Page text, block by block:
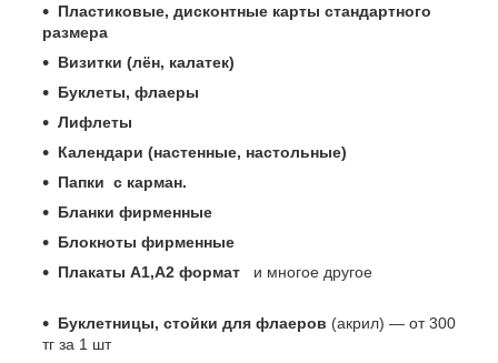
Пластиковые, дисконтные карты стандартного
размера
Визитки (лён, калатек)
Буклеты, флаеры
Лифлеты
Календари (настенные, настольные)
Папки с карман.
Бланки фирменные
Блокноты фирменные
Плакаты А1,А2 формат и многое другое
Буклетницы, стойки для флаеров (акрил) ― от 300
тг за 1 шт